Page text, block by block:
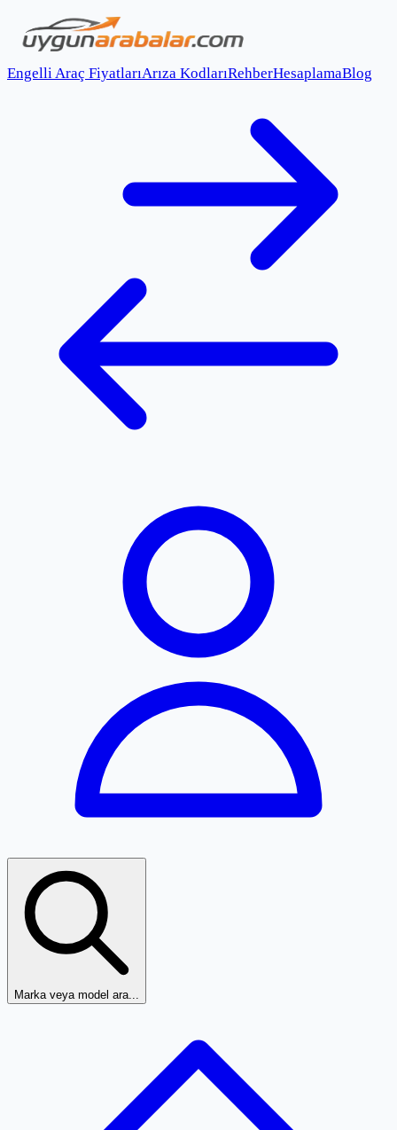
Engelli Araç FiyatlarıArıza KodlarıRehberHesaplamaBlog
Marka veya model ara...